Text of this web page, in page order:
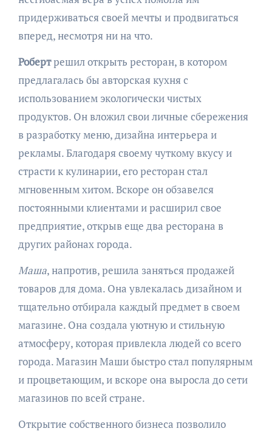
придерживаться своей мечты и продвигаться
вперед, несмотря ни на что.
Робертрешил открыть ресторан, в котором
предлагалась бы авторская кухня с
использованием экологически чистых
продуктов. Он вложил свои личные сбережения
в разработку меню, дизайна интерьера и
рекламы. Благодаря своему чуткому вкусу и
страсти к кулинарии, его ресторан стал
мгновенным хитом. Вскоре он обзавелся
постоянными клиентами и расширил свое
предприятие, открыв еще два ресторана в
других районах города.
Маша, напротив, решила заняться продажей
товаров для дома. Она увлекалась дизайном и
тщательно отбирала каждый предмет в своем
магазине. Она создала уютную и стильную
атмосферу, которая привлекла людей со всего
города. Магазин Маши быстро стал популярным
и процветающим, и вскоре она выросла до сети
магазинов по всей стране.
Открытие собственного бизнеса позволило